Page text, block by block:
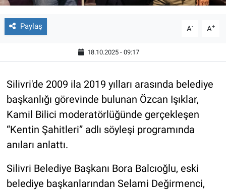
Paylaş A- A+
18.10.2025 - 09:17
Silivri'de 2009 ila 2019 yılları arasında belediye
başkanlığı görevinde bulunan Özcan Işıklar,
Kamil Bilici moderatörlüğünde gerçekleşen
“Kentin Şahitleri” adlı söyleşi programında
anıları anlattı.
Silivri Belediye Başkanı Bora Balcıoğlu, eski
belediye başkanlarından Selami Değirmenci,